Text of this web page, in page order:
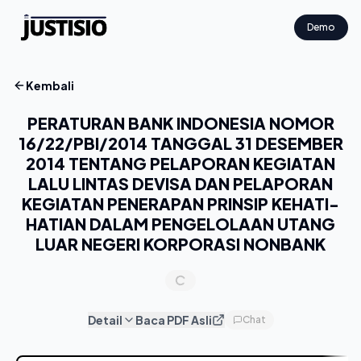
Demo
Kembali
PERATURAN BANK INDONESIA NOMOR
16/22/PBI/2014 TANGGAL 31 DESEMBER
2014 TENTANG PELAPORAN KEGIATAN
LALU LINTAS DEVISA DAN PELAPORAN
KEGIATAN PENERAPAN PRINSIP KEHATI-
HATIAN DALAM PENGELOLAAN UTANG
LUAR NEGERI KORPORASI NONBANK
Detail Baca PDF Asli Chat